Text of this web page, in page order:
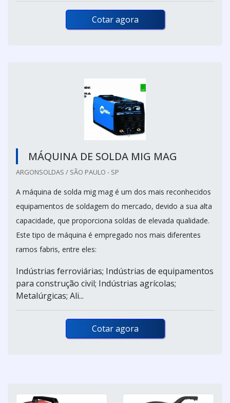
Cotar agora
MÁQUINA DE SOLDA MIG MAG
ARGONSOLDAS / SÃO PAULO - SP
A máquina de solda mig mag é um dos mais reconhecidos
equipamentos de soldagem do mercado, devido a sua alta
capacidade, que proporciona soldas de elevada qualidade.
Este tipo de máquina é empregado nos mais diferentes
ramos fabris, entre eles:
Indústrias ferroviárias; Indústrias de equipamentos
para construção civil; Indústrias agrícolas;
Metalúrgicas; Ali...
Cotar agora